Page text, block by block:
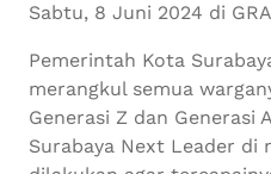
Sabtu, 8 Juni 2024 di
Pemerintah Kota
merangkul semua
Generasi Z dan Generasi
Surabaya Next Leader di